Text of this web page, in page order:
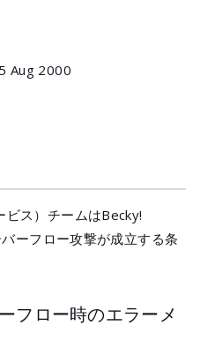
公式SNS
Aug 2000
ビス）チームはBecky!
ーフロー攻撃が成立する条
フロー時のエラーメ